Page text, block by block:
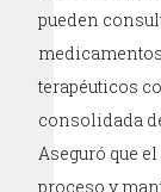
pueden
terapéuticos
consolidada
Aseguró que
proceso y